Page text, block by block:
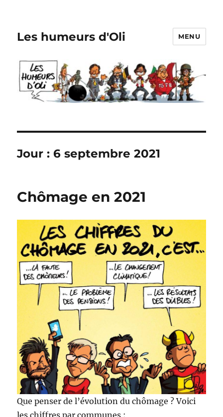
Les humeurs d'Oli MENU
Jour : 6 septembre 2021
Chômage en 2021
Que penser de l’évolution du chômage ? Voici